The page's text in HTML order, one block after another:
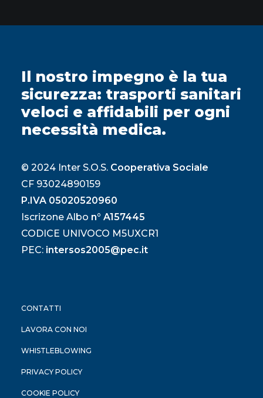
Il nostro impegno è la tua
sicurezza: trasporti sanitari
veloci e affidabili per ogni
necessità medica.
© 2024 Inter S.O.S. Cooperativa Sociale
CF 93024890159
P.IVA 05020520960
Iscrizone Albo n° A157445
CODICE UNIVOCO M5UXCR1
PEC: intersos2005@pec.it
CONTATTI
LAVORA CON NOI
WHISTLEBLOWING
PRIVACY POLICY
COOKIE POLICY